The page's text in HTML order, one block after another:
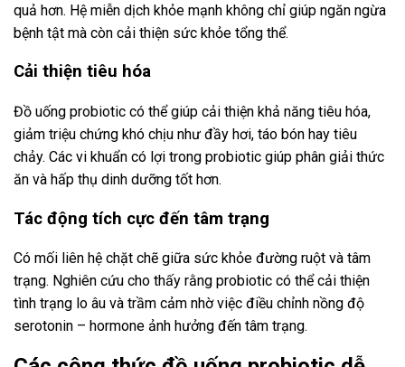
quả hơn. Hệ miễn dịch khỏe mạnh không chỉ giúp ngăn ngừa
bệnh tật mà còn cải thiện sức khỏe tổng thể.
Cải thiện tiêu hóa
Đồ uống probiotic có thể giúp cải thiện khả năng tiêu hóa,
giảm triệu chứng khó chịu như đầy hơi, táo bón hay tiêu
chảy. Các vi khuẩn có lợi trong probiotic giúp phân giải thức
ăn và hấp thụ dinh dưỡng tốt hơn.
Tác động tích cực đến tâm trạng
Có mối liên hệ chặt chẽ giữa sức khỏe đường ruột và tâm
trạng. Nghiên cứu cho thấy rằng probiotic có thể cải thiện
tình trạng lo âu và trầm cảm nhờ việc điều chỉnh nồng độ
serotonin – hormone ảnh hưởng đến tâm trạng.